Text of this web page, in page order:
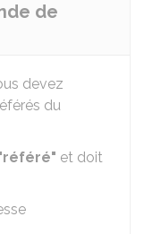
de
devez
du
et doit